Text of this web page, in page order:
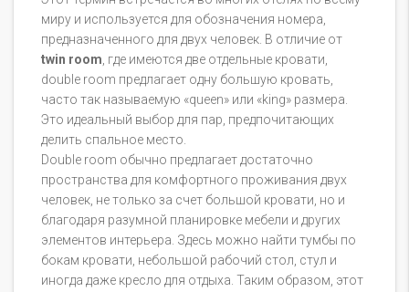
миру и используется для обозначения номера,
предназначенного для двух человек. В отличие от
twin room, где имеются две отдельные кровати,
double room предлагает одну большую кровать,
часто так называемую «queen» или «king» размера.
Это идеальный выбор для пар, предпочитающих
делить спальное место.
Double room обычно предлагает достаточно
пространства для комфортного проживания двух
человек, не только за счет большой кровати, но и
благодаря разумной планировке мебели и других
элементов интерьера. Здесь можно найти тумбы по
бокам кровати, небольшой рабочий стол, стул и
иногда даже кресло для отдыха. Таким образом, этот